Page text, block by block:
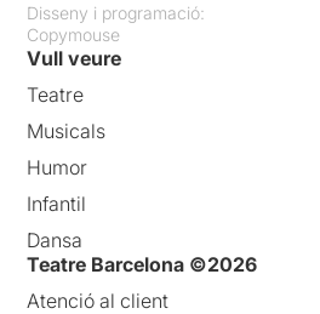
Disseny i programació:
Copymouse
Vull veure
Teatre
Musicals
Humor
Infantil
Dansa
Teatre Barcelona ©2026
Atenció al client